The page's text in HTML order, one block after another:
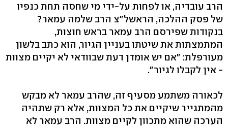
הרב עובדיה, או לפחות על-ידי מי שחסה תחת כנפיו
של פסק ההלכה, הראשל"צ הרב שלמה עמאר?
בנקודות שפירסם הרב עמאר בראש חוצות,
המתמצתות את שיטתו בעניין הגיור, הוא כתב בלשון
מעורפלת: "אם יש אומדן דעת שבוודאי לא יקיים מצוות
- אין לקבלו לגיור".
לכאורה משתמע מסעיף זה, שהרב עמאר לא מבקש
מהמתגייר שיקיים את כל המצוות, אלא רק שתהיה
הערכה שהוא מתכוון לקיים מצוות. הרב עמאר לא